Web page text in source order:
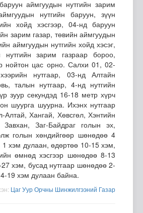
аймгуудын нутгийн зарим
нутгийн баруун, зүүн
хойд хэсгээр, 04-нд баруун
зарим газар, төвийн аймгуудын
аймгуудын нутгийн хойд хэсэг,
нутгийн зарим газраар бороо,
нойтон цас орно. Салхи 01, 02-
нутгаар, 03-нд Алтайн
талын нутгаар, 4-нд нутгийн
зуур секундэд 16-18 метр хүрч
шуурга шуурна. Ихэнх нутгаар
Алтай, Хангай, Хөвсгөл, Хэнтийн
Завхан, Заг-Байдраг голын эх,
голын хөндийгөөр шөнөдөө 4
1 хэм дулаан, өдөртөө 10-15 хэм,
өмнөд хэсгээр шөнөдөө 8-13
хэм, бусад нутгаар шөнөдөө 2-
19 хэм дулаан байна.
Цаг Уур Орчны Шинжилгээний Газар